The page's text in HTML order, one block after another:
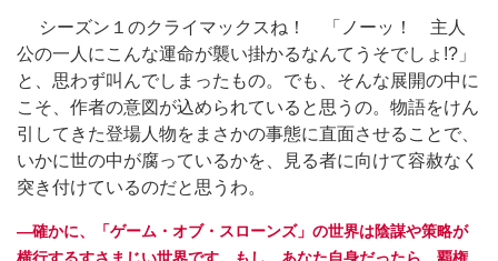
シーズン１のクライマックスね！ 「ノーッ！ 主人
公の一人にこんな運命が襲い掛かるなんてうそでしょ!?」
と、思わず叫んでしまったもの。でも、そんな展開の中に
こそ、作者の意図が込められていると思うの。物語をけん
引してきた登場人物をまさかの事態に直面させることで、
いかに世の中が腐っているかを、見る者に向けて容赦なく
突き付けているのだと思うわ。
―確かに、「ゲーム・オブ・スローンズ」の世界は陰謀や策略が
横行するすさまじい世界です。もし、あなた自身だったら、覇権